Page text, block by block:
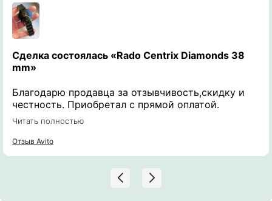
Сделка состоялась «Rado Centrix Diamonds 38
mm»
Благодарю продавца за отзывчивость,скидку и
честность. Приобретал с прямой оплатой.
Получил именно те часы о которых
интересовался и задавал вопросы. Рекомендую к
сотрудничеству!
Читать полностью
Отзыв Avito
Домов.
ЗАМЕНА БАТАРЕЕК
У БРЕНДОВЫХ ЧАСОВ